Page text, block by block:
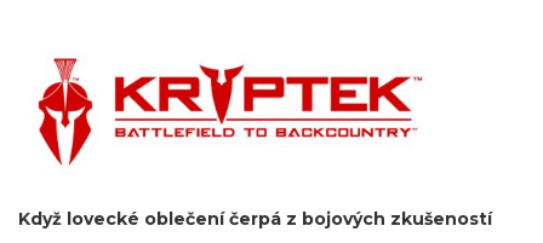
Když lovecké oblečení čerpá z bojových zkušeností